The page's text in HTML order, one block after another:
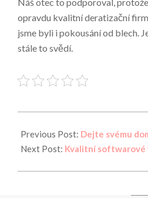
opravdu kvalitní deratizační
jsme byli i pokousání od blech.
stále to svědí.
08-
06
Previous Post: Dejte svému
Next Post: Kvalitní